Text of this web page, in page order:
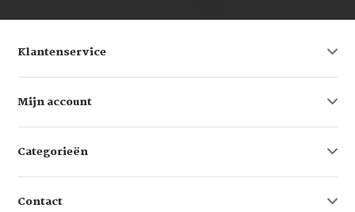
Klantenservice
Mijn account
Categorieën
Contact